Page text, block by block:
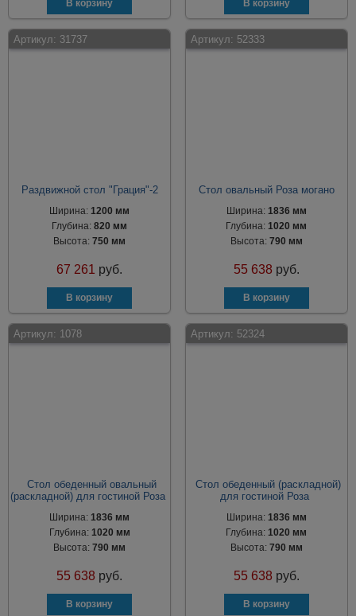
Артикул: 31737
Раздвижной стол "Грация"-2
Ширина:1200 мм
Глубина:820 мм
Высота:750 мм
67 261 руб.
Артикул: 52333
Стол овальный Роза могано
Ширина: 1836 мм
Глубина:1020 мм
Высота: 790 мм
55 638 руб.
Артикул: 1078
Стол обеденный овальный
(раскладной) для гостиной Роза
Ширина:1836 мм
Глубина: 1020 мм
Высота:790 мм
55 638 руб.
Артикул: 52324
Стол обеденный (раскладной)
для гостиной Роза
Ширина: 1836 мм
Глубина:1020 мм
Высота: 790 мм
55 638 руб.